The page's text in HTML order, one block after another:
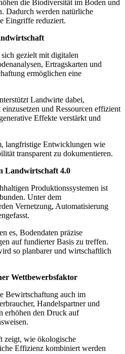
die Biodiversität im Boden und
Dadurch werden natürliche
Eingriffe reduziert.
sich gezielt mit digitalen
Ertragskarten und
ermöglichen eine
Landwirte dabei,
und Ressourcen effizient
Effekte verstärkt und
langfristige Entwicklungen wie
transparent zu dokumentieren.
Landwirtschaft 4.0
Produktionssystemen ist
Unter dem
Vernetzung, Automatisierung
es, Bodendaten präzise
auf fundierter Basis zu treffen.
so planbarer und wirtschaftlich
Wettbewerbsfaktor
Bewirtschaftung auch im
Handelspartner und
erhöhen den Druck auf
zeigt, wie ökologische
Effizienz kombiniert werden